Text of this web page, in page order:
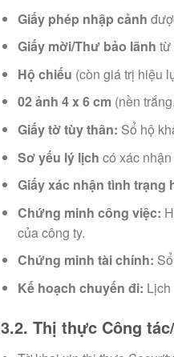
Giấy phép nhập cảnh
Giấy mời/Thư bảo lãnh từ
Hộ chiếu (còn giá trị hiệu
02 ảnh 4 x 6 cm(nền
Giấy tờ tùy thân: Sổ hộ
Sơ yếu lý lịch có xác
Giấy xác nhận tình trạng
Chứng minh công việc:
của công ty.
Chứng minh tài chính:
Kế hoạch chuyến đi:
3.2. Thị thực Công